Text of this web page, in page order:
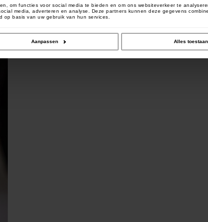
om functies voor social media te bieden en om ons websiteverkeer te
media, adverteren en analyse. Deze partners kunnen deze gegevens
basis van uw gebruik van hun services.
Aanpassen Alles toestaan